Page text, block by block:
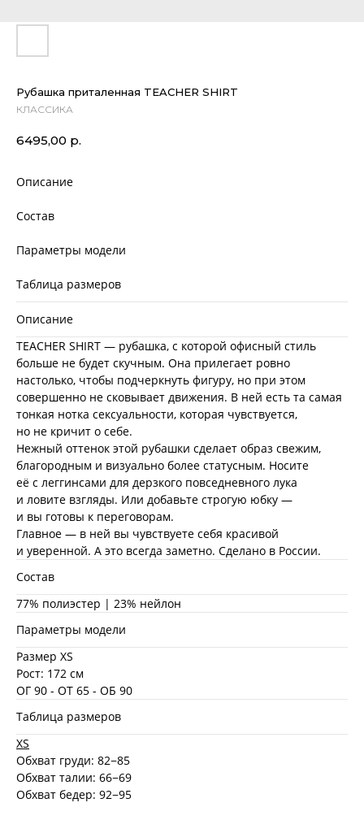
Рубашка приталенная TEACHER SHIRT
КЛАССИКА
6495,00 р.
Описание
Состав
Параметры модели
Таблица размеров
Описание
TEACHER SHIRT — рубашка, с которой офисный стиль
больше не будет скучным. Она прилегает ровно
настолько, чтобы подчеркнуть фигуру, но при этом
совершенно не сковывает движения. В ней есть та самая
тонкая нотка сексуальности, которая чувствуется,
но не кричит о себе.
Нежный оттенок этой рубашки сделает образ свежим,
благородным и визуально более статусным. Носите
её с леггинсами для дерзкого повседневного лука
и ловите взгляды. Или добавьте строгую юбку —
и вы готовы к переговорам.
Главное — в ней вы чувствуете себя красивой
и уверенной. А это всегда заметно. Сделано в России.
Состав
77% полиэстер | 23% нейлон
Параметры модели
Размер XS
Рост: 172 см
ОГ 90 - ОТ 65 - ОБ 90
Таблица размеров
XS
Обхват груди: 82−85
Обхват талии: 66−69
Обхват бедер: 92−95